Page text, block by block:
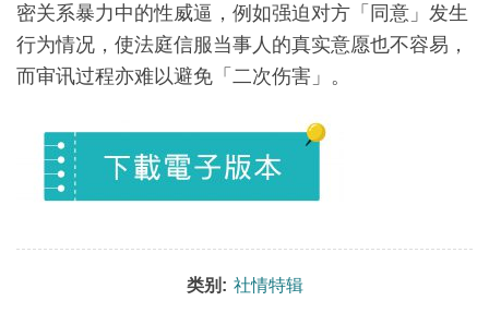
密关系暴力中的性威逼，例如强迫对方「同意」发生
行为情况，使法庭信服当事人的真实意愿也不容易，
而审讯过程亦难以避免「二次伤害」。
类别: 社情特辑